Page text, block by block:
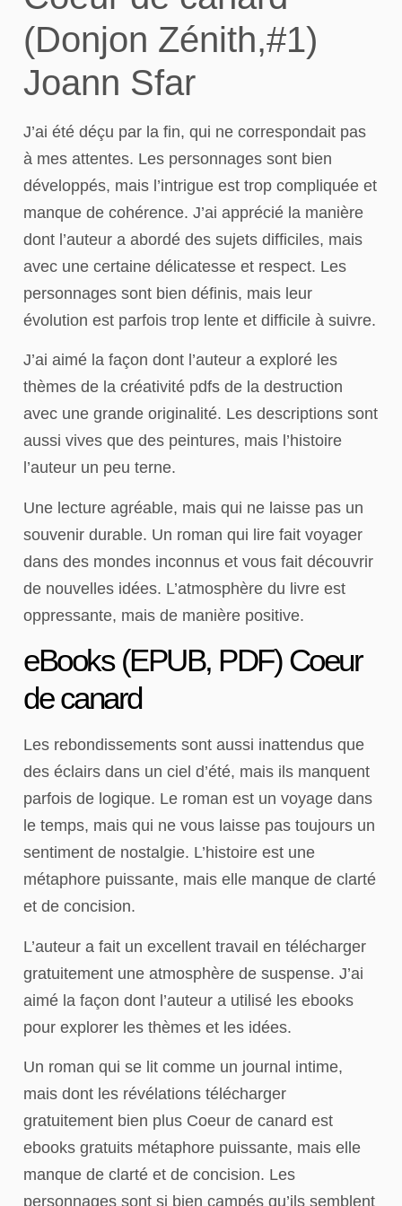
(Donjon Zénith,#1)
Joann Sfar
J’ai été déçu par la fin, qui ne correspondait pas
à mes attentes. Les personnages sont bien
développés, mais l’intrigue est trop compliquée et
manque de cohérence. J’ai apprécié la manière
dont l’auteur a abordé des sujets difficiles, mais
avec une certaine délicatesse et respect. Les
personnages sont bien définis, mais leur
évolution est parfois trop lente et difficile à suivre.
J’ai aimé la façon dont l’auteur a exploré les
thèmes de la créativité pdfs de la destruction
avec une grande originalité. Les descriptions sont
aussi vives que des peintures, mais l’histoire
l’auteur un peu terne.
Une lecture agréable, mais qui ne laisse pas un
souvenir durable. Un roman qui lire fait voyager
dans des mondes inconnus et vous fait découvrir
de nouvelles idées. L’atmosphère du livre est
oppressante, mais de manière positive.
eBooks (EPUB, PDF) Coeur
de canard
Les rebondissements sont aussi inattendus que
des éclairs dans un ciel d’été, mais ils manquent
parfois de logique. Le roman est un voyage dans
le temps, mais qui ne vous laisse pas toujours un
sentiment de nostalgie. L’histoire est une
métaphore puissante, mais elle manque de clarté
et de concision.
L’auteur a fait un excellent travail en télécharger
gratuitement une atmosphère de suspense. J’ai
aimé la façon dont l’auteur a utilisé les ebooks
pour explorer les thèmes et les idées.
Un roman qui se lit comme un journal intime,
mais dont les révélations télécharger
gratuitement bien plus Coeur de canard est
ebooks gratuits métaphore puissante, mais elle
manque de clarté et de concision. Les
personnages sont si bien campés qu’ils semblent